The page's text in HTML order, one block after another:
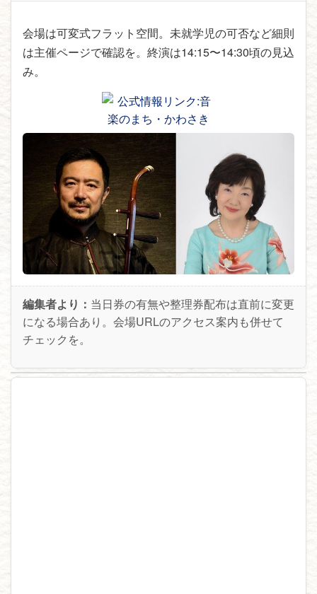
会場は可変式フラット空間。未就学児の可否など細則
は主催ページで確認を。終演は14:15〜14:30頃の見込
み。
編集者より： 当日券の有無や整理券配布は直前に変更
になる場合あり。会場URLのアクセス案内も併せて
チェックを。